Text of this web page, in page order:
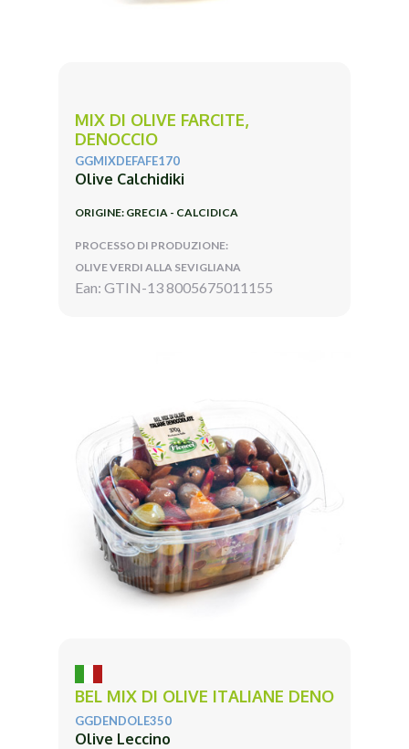
MIX DI OLIVE FARCITE,
DENOCCIO
GGMIXDEFAFE170
Olive Calchidiki
ORIGINE: GRECIA - CALCIDICA
PROCESSO DI PRODUZIONE:
OLIVE VERDI ALLA SEVIGLIANA
Ean: GTIN-13 8005675011155
BEL MIX DI OLIVE ITALIANE DENO
GGDENDOLE350
Olive Leccino